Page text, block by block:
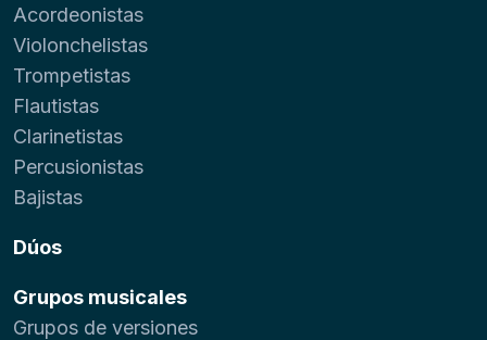
Acordeonistas
Violonchelistas
Trompetistas
Flautistas
Clarinetistas
Percusionistas
Bajistas
Dúos
Grupos musicales
Grupos de versiones